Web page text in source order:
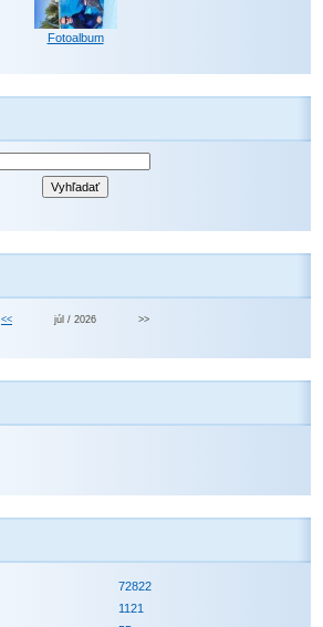
Fotoalbum
<< júl / 2026 >>
72822
1121